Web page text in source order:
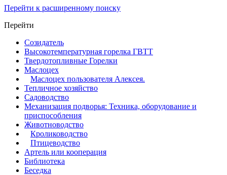
Перейти к расширенному поиску
Перейти
Созидатель
Высокотемпературная горелка ГВТТ
Твердотопливные Горелки
Маслоцех
Маслоцех пользователя Алексея.
Тепличное хозяйство
Садоводство
Механизация подворья: Техника, оборудование и
приспособления
Животноводство
Кролиководство
Птицеводство
Артель или кооперация
Библиотека
Беседка